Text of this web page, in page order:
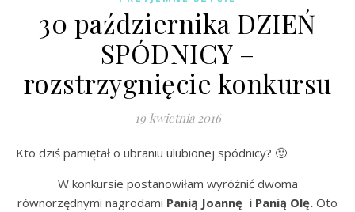
30 października DZIEŃ
SPÓDNICY –
rozstrzygnięcie konkursu
19 kwietnia 2016
Kto dziś pamiętał o ubraniu ulubionej spódnicy? 🙂
W konkursie postanowiłam wyróżnić dwoma
równorzędnymi nagrodami Panią Joannę i Panią Olę. Oto